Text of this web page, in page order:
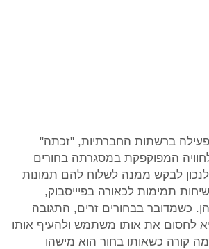
ברשתות החברתיות, "זכתה"
המפוקפקת במסגרתה בחורים
לנכון לבקש ממנה לשלוח להם תמונות
תמימות לכאורה בפיייסבוק,
כשמדובר בבחורים זרים, התגובה
לחסום את אותו משתמש ולהעיף אותו
קורה כשאותו בחור הוא מישהו